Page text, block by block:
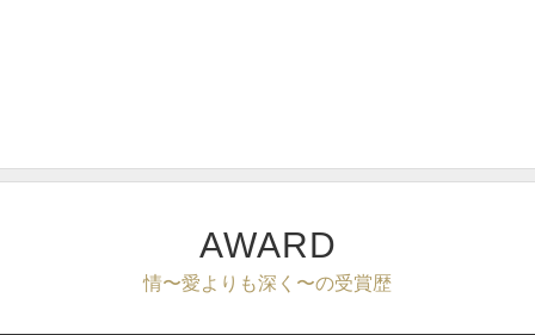
AWARD
情〜愛よりも深く〜の受賞歴